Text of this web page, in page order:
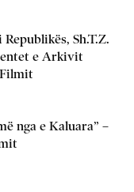
Sh.T.Z.
e Arkivit
nga e Kaluara” –